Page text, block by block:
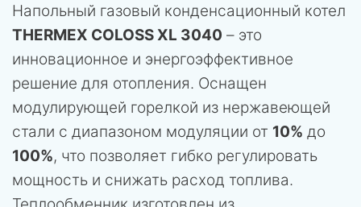
Напольный газовый конденсационный котел
THERMEX COLOSS XL 3040 – это
инновационное и энергоэффективное
решение для отопления. Оснащен
модулирующей горелкой из нержавеющей
стали с диапазоном модуляции от 10% до
100%, что позволяет гибко регулировать
мощность и снижать расход топлива.